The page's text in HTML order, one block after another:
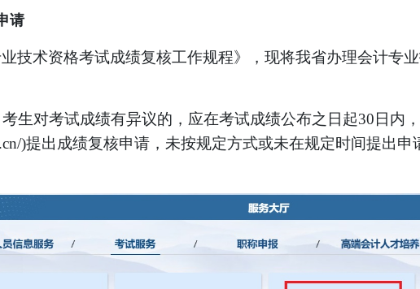
请
技术资格考试成绩复核工作规程》，现将我省办理会计专
生对考试成绩有异议的，应在考试成绩公布之日起30日内
)提出成绩复核申请，未按规定方式或未在规定时间提出申